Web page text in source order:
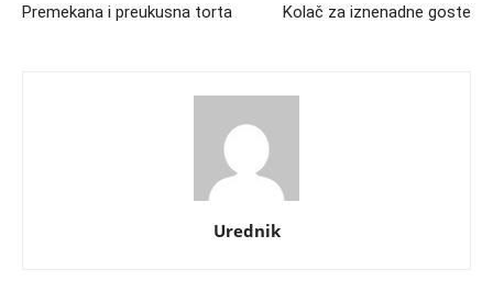
Premekana i preukusna torta Kolač za iznenadne goste
Urednik